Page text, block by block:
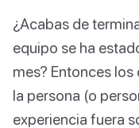
¿Acabas de
equipo se ha
mes? Entonces
la persona (o
experiencia fuera